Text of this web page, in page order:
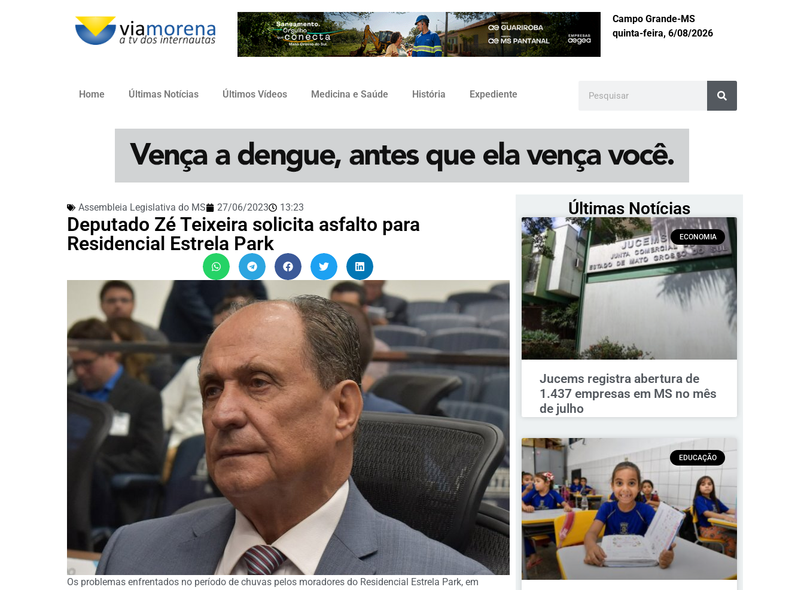
Campo Grande-MS
quinta-feira, 6/08/2026
Home Últimas Notícias Últimos Vídeos Medicina e Saúde História Expediente
Assembleia Legislativa do MS 27/06/2023 13:23
Deputado Zé Teixeira solicita asfalto para
Residencial Estrela Park
Os problemas enfrentados no período de chuvas pelos moradores do Residencial Estrela Park, em
Últimas Notícias
ECONOMIA
Jucems registra abertura de
1.437 empresas em MS no mês
de julho
EDUCAÇÃO